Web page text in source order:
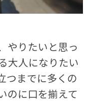
やりたいと思っ
大人になりたい
つまでに多くの
のに口を揃えて